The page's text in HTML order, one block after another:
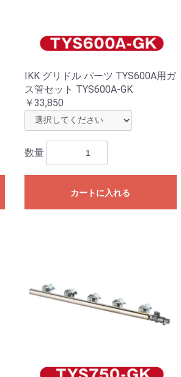
IKK グリドル パーツ TYS600A用ガ
ス管セット TYS600A-GK
￥33,850
数量
カートに入れる